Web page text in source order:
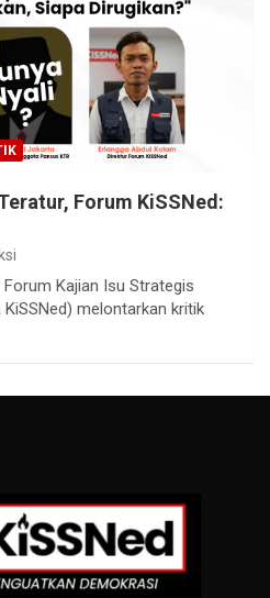
Forum KiSSNed:
Kajian Isu Strategis
melontarkan kritik